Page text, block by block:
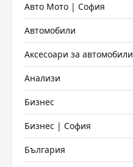
Авто Мото | София
Автомобили
Аксесоари за автомобили
Анализи
Бизнес
Бизнес | София
България